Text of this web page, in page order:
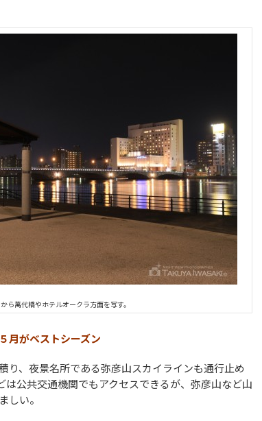
ら萬代橋やホテルオークラ方面を写す。
月がベストシーズン
り、夜景名所である弥彦山スカイラインも通行止め
は公共交通機関でもアクセスできるが、弥彦山など山
しい。